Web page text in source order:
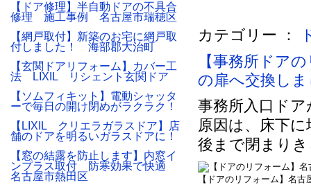
カテゴリー ：
【事務所ドア
の扉へ交換し
事務所入口ド
原因は、床下
後まで閉まり
【ドアのリフォーム】名
【ドア修理】半自動ドアの不具合
修理 施工事例 名古屋市瑞穂区
【網戸取付】新築のお宅に網戸取
付しました！ 海部郡大治町
【玄関ドアリフォーム】カバー工
法 LIXIL リシェント玄関ドア
【ソムフィキット】電動シャッタ
ーで毎日の開け閉めがラクラク！
【LIXIL クリエラガラスドア】店
舗のドアを明るいガラスドアに！
【窓の結露を防止します】内窓イ
ンプラス取付 防寒効果で快適
名古屋市熱田区